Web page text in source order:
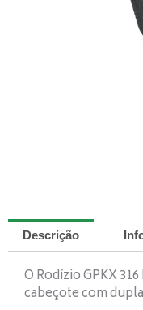
Descrição
O Rodízio GPKX
cabeçote com